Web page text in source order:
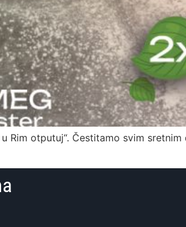
Rim otputuj“. Čestitamo svim